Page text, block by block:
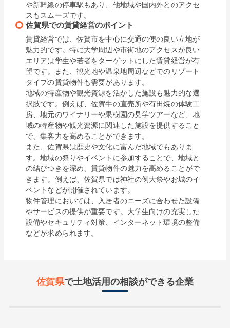
や新幹線の停車駅もあり、他地域や国内外とのアクセ
スもスムーズです。
佐賀県での賃貸経営のポイント
賃貸経営では、佐賀市を中心に交通の便の良い立地が
魅力的です。特に大学周辺や市街地のアクセスが良い
エリアは学生や若者をターゲットにした賃貸経営が有
望です。また、観光地や温泉地周辺などでのリゾート
タイプの賃貸物件も需要があります。
地域の特産物や観光資源を活かした施設も魅力的な選
択肢です。例えば、佐賀牛の直売所や有田焼の体験工
房、地元のワイナリーや果樹園の見学ツアーなど、地
域の特産物や観光資源に関連した施設を提供すること
で、集客力を高めることができます。
また、佐賀県は歴史や文化に富んだ地域でもありま
す。地域の祭りやイベントに参加することで、地域と
の結びつきを深め、賃貸物件の魅力を高めることがで
きます。例えば、佐賀県では神社の例大祭やお城のイ
ベントなどが開催されています。
物件管理においては、入居者のニーズに合わせた設備
やサービスの提供が重要です。大学生向けの充実した
設備やセキュリティ対策、インターネット環境の整備
などが求められます。
佐賀県で土地活用の相談ができる企業